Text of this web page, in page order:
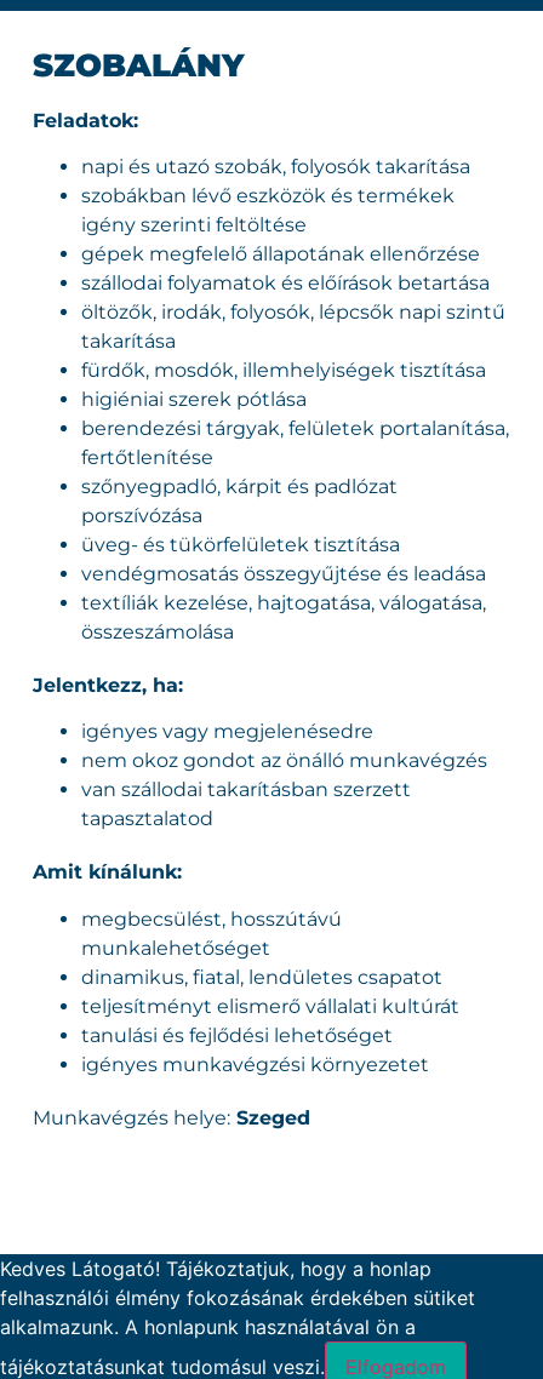
SZOBALÁNY
Feladatok:
napi és utazó szobák, folyosók takarítása
szobákban lévő eszközök és termékek
igény szerinti feltöltése
gépek megfelelő állapotának ellenőrzése
szállodai folyamatok és előírások betartása
öltözők, irodák, folyosók, lépcsők napi szintű
takarítása
fürdők, mosdók, illemhelyiségek tisztítása
higiéniai szerek pótlása
berendezési tárgyak, felületek portalanítása,
fertőtlenítése
szőnyegpadló, kárpit és padlózat
porszívózása
üveg- és tükörfelületek tisztítása
vendégmosatás összegyűjtése és leadása
textíliák kezelése, hajtogatása, válogatása,
összeszámolása
Jelentkezz, ha:
igényes vagy megjelenésedre
nem okoz gondot az önálló munkavégzés
van szállodai takarításban szerzett
tapasztalatod
Amit kínálunk:
megbecsülést, hosszútávú
munkalehetőséget
dinamikus, fiatal, lendületes csapatot
teljesítményt elismerő vállalati kultúrát
tanulási és fejlődési lehetőséget
igényes munkavégzési környezetet
Munkavégzés helye:Szeged
Kedves Látogató! Tájékoztatjuk, hogy a honlap
felhasználói élmény fokozásának érdekében sütiket
alkalmazunk. A honlapunk használatával ön a
tájékoztatásunkat tudomásul veszi.
Elfogadom